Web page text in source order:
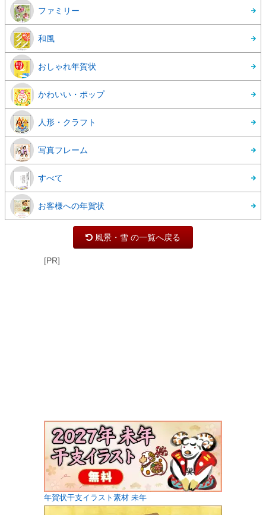
ファミリー
和風
おしゃれ年賀状
かわいい・ポップ
人形・クラフト
写真フレーム
すべて
お客様への年賀状
風景・雪 の一覧へ戻る
[PR]
年賀状干支イラスト素材 未年